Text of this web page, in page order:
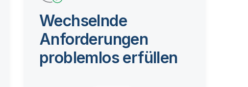
Wechselnde
Anforderungen
problemlos erfüllen